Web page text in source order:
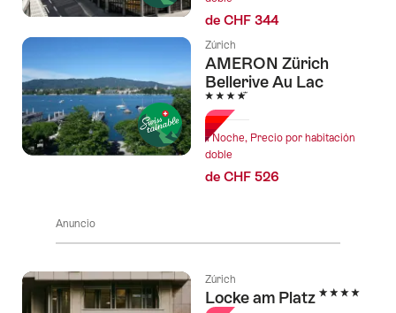
de CHF 344
Zúrich
AMERON Zürich
Bellerive Au Lac
4 Estrellas
1 Noche, Precio por habitación
doble
de CHF 526
Anuncio
Zúrich
Locke am Platz 4 Estrellas